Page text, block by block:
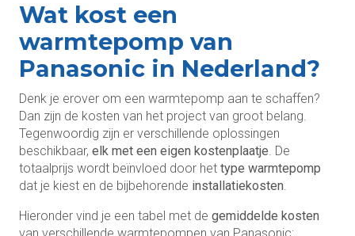
Wat kost een
warmtepomp van
Panasonic in Nederland?
Denk je erover om een warmtepomp aan te schaffen?
Dan zijn de kosten van het project van groot belang.
Tegenwoordig zijn er verschillende oplossingen
beschikbaar, elk met een eigen kostenplaatje. De
totaalprijs wordt beïnvloed door het type warmtepomp
dat je kiest en de bijbehorende installatiekosten.
Hieronder vind je een tabel met de gemiddelde kosten